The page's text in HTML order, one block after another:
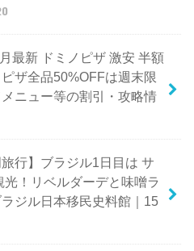
月最新 ドミノピザ 激安 半額
ザ全品50%OFFは週末限
ニュー等の割引・攻略情
旅行】ブラジル1日目は サ
光！リベルダーデと味噌ラ
ジル日本移民史料館｜15